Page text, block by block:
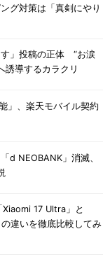
グ対策は「真剣にやり
す」投稿の正体 “お涙
誘導するカラクリ
」、楽天モバイル契約
d NEOBANK」消滅、
17 Ultra」と
違いを徹底比較してみ